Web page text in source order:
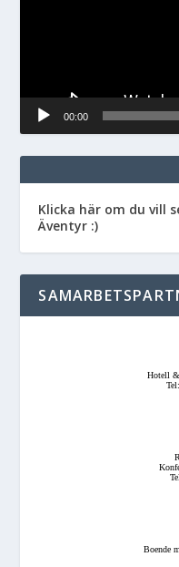
00:00
Klicka här om du vill
Äventyr :)
Hotell
Boende